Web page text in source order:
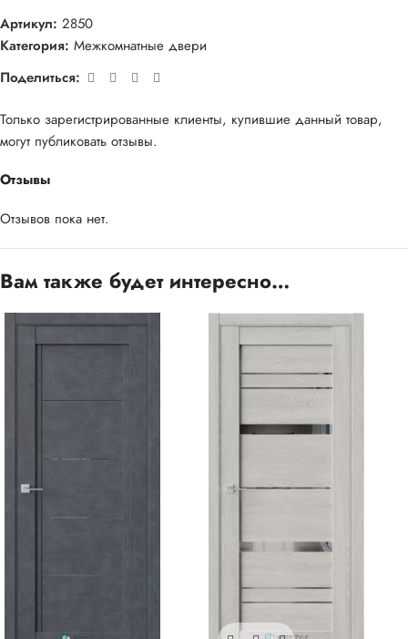
Артикул: 2850
Категория: Межкомнатные двери
Поделиться:
Отзывы
Отзывов пока нет.
Только зарегистрированные клиенты, купившие данный товар,
могут публиковать отзывы.
Вам также будет интересно…